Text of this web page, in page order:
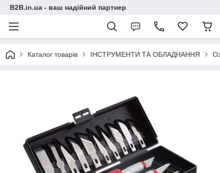
B2B.in.ua - ваш надійний партнер
Каталог товарів ІНСТРУМЕНТИ ТА ОБЛАДНАННЯ